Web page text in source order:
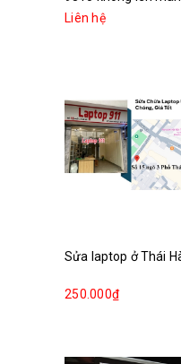
Liên hệ
Sửa laptop ở Thái
250.000₫